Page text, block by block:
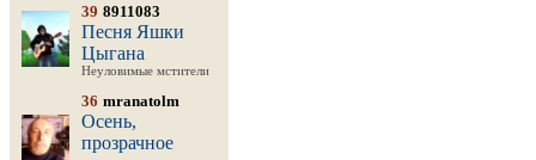
39 8911083
Песня Яшки
Цыгана
Неуловимые мстители
36 mranatolm
Осень,
прозрачное